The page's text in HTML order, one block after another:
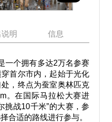
明 信息
个拥有多达2万名参赛
首尔市内，起始于光化
，终点为蚕室奥林匹克
。在国际马拉松大赛进
挑战10千米”的大赛，参
合适的路线进行参与。